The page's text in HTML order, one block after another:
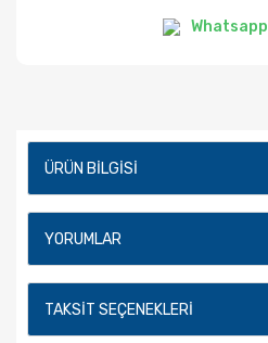
Whatsapp
ÜRÜN BILGISI
YORUMLAR
TAKSIT SEÇENEKLERI